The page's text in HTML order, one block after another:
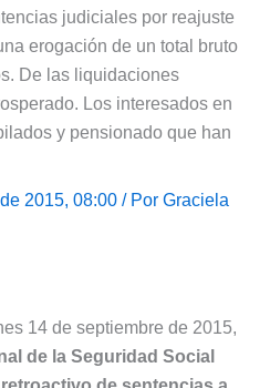
judiciales por reajuste
erogación de un total bruto
De las liquidaciones
Los interesados en
y pensionado que han
2015, 08:00 / Por Graciela
14 de septiembre de 2015,
de la Seguridad Social